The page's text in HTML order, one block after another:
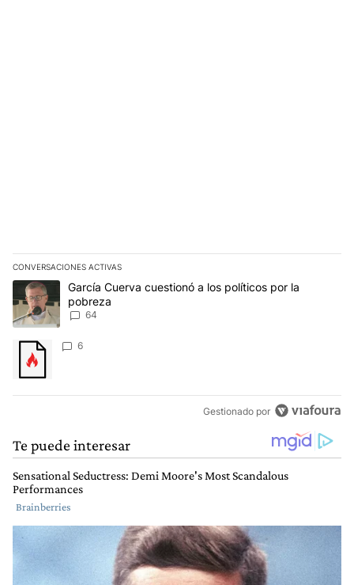
CONVERSACIONES ACTIVAS
Este listado muestra los artículos con más comentarios en los
Un artículo de tendencia con el título "García Cuerva cuestionó
García Cuerva cuestionó a los políticos por la
pobreza
64
Un artículo de tendencia con el título "" con 6 comentarios.
6
Gestionado por